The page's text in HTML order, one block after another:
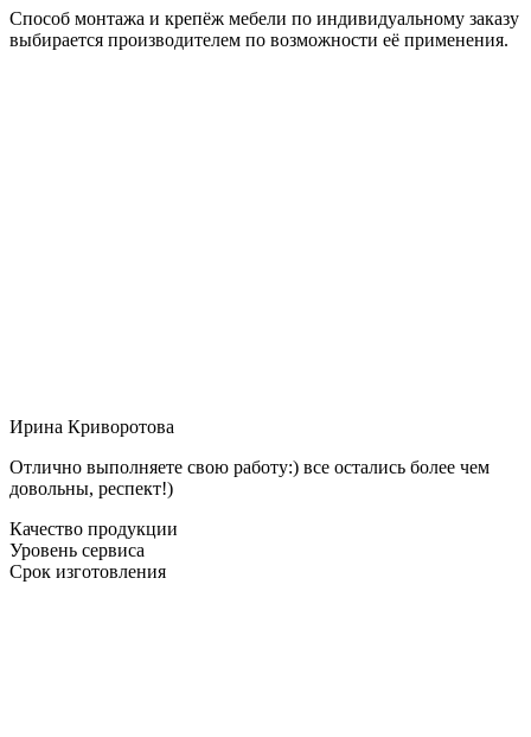
Способ монтажа и крепёж мебели по индивидуальному заказу
выбирается производителем по возможности её применения.
Ирина Криворотова
Отлично выполняете свою работу:) все остались более чем
довольны, респект!)
Качество продукции
Уровень сервиса
Срок изготовления